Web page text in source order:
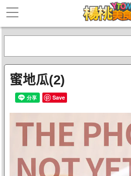
蜜地瓜(2)
Save